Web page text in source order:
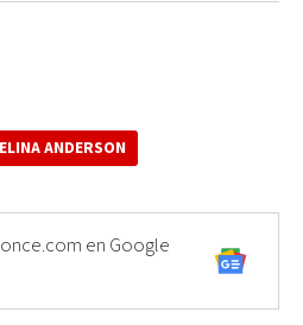
ANDERSON
en Google